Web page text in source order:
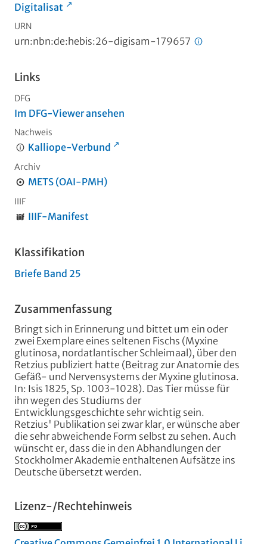
Digitalisat
URN
urn:nbn:de:hebis:26-digisam-179657
Links
DFG
Im DFG-Viewer ansehen
Nachweis
Kalliope-Verbund
Archiv
METS (OAI-PMH)
IIIF
IIIF-Manifest
Klassifikation
Briefe Band 25
Zusammenfassung
Bringt sich in Erinnerung und bittet um ein oder
zwei Exemplare eines seltenen Fischs (Myxine
glutinosa, nordatlantischer Schleimaal), über den
Retzius publiziert hatte (Beitrag zur Anatomie des
Gefäß- und Nervensystems der Myxine glutinosa.
In: Isis 1825, Sp. 1003-1028). Das Tier müsse für
ihn wegen des Studiums der
Entwicklungsgeschichte sehr wichtig sein.
Retzius' Publikation sei zwar klar, er wünsche aber
die sehr abweichende Form selbst zu sehen. Auch
wünscht er, dass die in den Abhandlungen der
Stockholmer Akademie enthaltenen Aufsätze ins
Deutsche übersetzt werden.
Lizenz-/Rechtehinweis